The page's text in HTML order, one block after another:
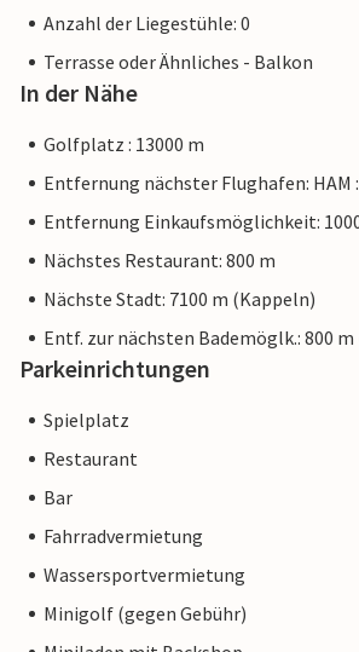
Anzahl der Liegestühle: 0
Terrasse oder Ähnliches - Balkon
In der Nähe
Golfplatz : 13000 m
Entfernung nächster Flughafen: HAM
Entfernung Einkaufsmöglichkeit:
Nächstes Restaurant: 800 m
Nächste Stadt: 7100 m (Kappeln)
Entf. zur nächsten Bademöglk.: 800
Parkeinrichtungen
Spielplatz
Restaurant
Bar
Fahrradvermietung
Wassersportvermietung
Minigolf (gegen Gebühr)